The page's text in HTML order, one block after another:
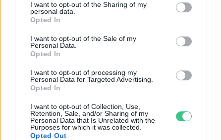
I want to opt-out of the Sharing of my
personal data.
Opted In
I want to opt-out of the Sale of my
Personal Data.
Opted In
I want to opt-out of processing my
Personal Data for Targeted Advertising.
Opted In
I want to opt-out of Collection, Use,
Retention, Sale, and/or Sharing of my
Personal Data that Is Unrelated with the
Purposes for which it was collected.
Opted Out
Kabócák – Egy különleges rovarcsalád
rejtőzködőkkel és lármás párkeresőkkel
ÉLŐ BOLYGÓNK
Börzsey Barbara 5 perc
Kertünk és környezetünk